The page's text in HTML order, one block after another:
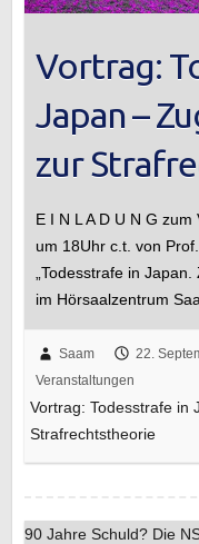
Vortrag:
Japan –
zur
E I N L A D U N G
um 18Uhr c.t. von
„Todesstrafe in
im Hörsaalzentrum
Saam 22.
Veranstaltungen
Vortrag: Todesstrafe in
Strafrechtstheorie
90 Jahre Schuld? Die